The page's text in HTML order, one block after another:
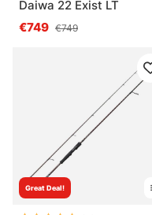
Daiwa 22 Exist LT
€749 €749
Great Deal!